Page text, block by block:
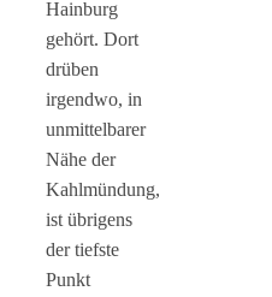
Hainburg
gehört. Dort
drüben
irgendwo, in
unmittelbarer
Nähe der
Kahlmündung,
ist übrigens
der tiefste
Punkt